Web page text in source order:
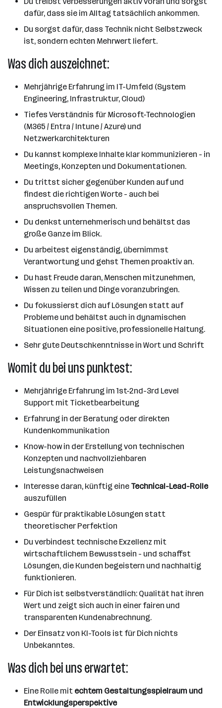
dafür, dass sie im Alltag tatsächlich ankommen.
Du sorgst dafür, dass Technik nicht Selbstzweck
ist, sondern echten Mehrwert liefert.
Was dich auszeichnet:
Mehrjährige Erfahrung im IT-Umfeld (System
Engineering, Infrastruktur, Cloud)
Tiefes Verständnis für Microsoft-Technologien
(M365 / Entra / Intune / Azure) und
Netzwerkarchitekturen
Du kannst komplexe Inhalte klar kommunizieren - in
Meetings, Konzepten und Dokumentationen.
Du trittst sicher gegenüber Kunden auf und
findest die richtigen Worte - auch bei
anspruchsvollen Themen.
Du denkst unternehmerisch und behältst das
große Ganze im Blick.
Du arbeitest eigenständig, übernimmst
Verantwortung und gehst Themen proaktiv an.
Du hast Freude daran, Menschen mitzunehmen,
Wissen zu teilen und Dinge voranzubringen.
Du fokussierst dich auf Lösungen statt auf
Probleme und behältst auch in dynamischen
Situationen eine positive, professionelle Haltung.
Sehr gute Deutschkenntnisse in Wort und Schrift
Womit du bei uns punktest:
Mehrjährige Erfahrung im 1st-2nd-3rd Level
Support mit Ticketbearbeitung
Erfahrung in der Beratung oder direkten
Kundenkommunikation
Know-how in der Erstellung von technischen
Konzepten und nachvollziehbaren
Leistungsnachweisen
Interesse daran, künftig eine Technical-Lead-Rolle
auszufüllen
Gespür für praktikable Lösungen statt
theoretischer Perfektion
Du verbindest technische Exzellenz mit
wirtschaftlichem Bewusstsein - und schaffst
Lösungen, die Kunden begeistern und nachhaltig
funktionieren.
Für Dich ist selbstverständlich: Qualität hat ihren
Wert und zeigt sich auch in einer fairen und
transparenten Kundenabrechnung.
Der Einsatz von KI-Tools ist für Dich nichts
Unbekanntes.
Was dich bei uns erwartet:
Eine Rolle mit echtem Gestaltungsspielraum und
Entwicklungsperspektive